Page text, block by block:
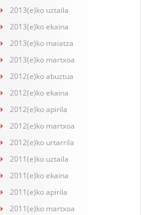
2013(e)ko uztaila
2013(e)ko ekaina
2013(e)ko maiatza
2013(e)ko martxoa
2012(e)ko abuztua
2012(e)ko ekaina
2012(e)ko apirila
2012(e)ko martxoa
2012(e)ko urtarrila
2011(e)ko uztaila
2011(e)ko ekaina
2011(e)ko apirila
2011(e)ko martxoa